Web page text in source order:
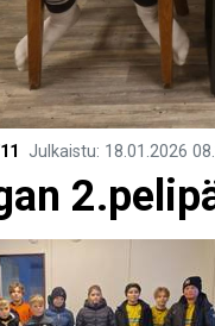
Julkaistu: 18.01.2026